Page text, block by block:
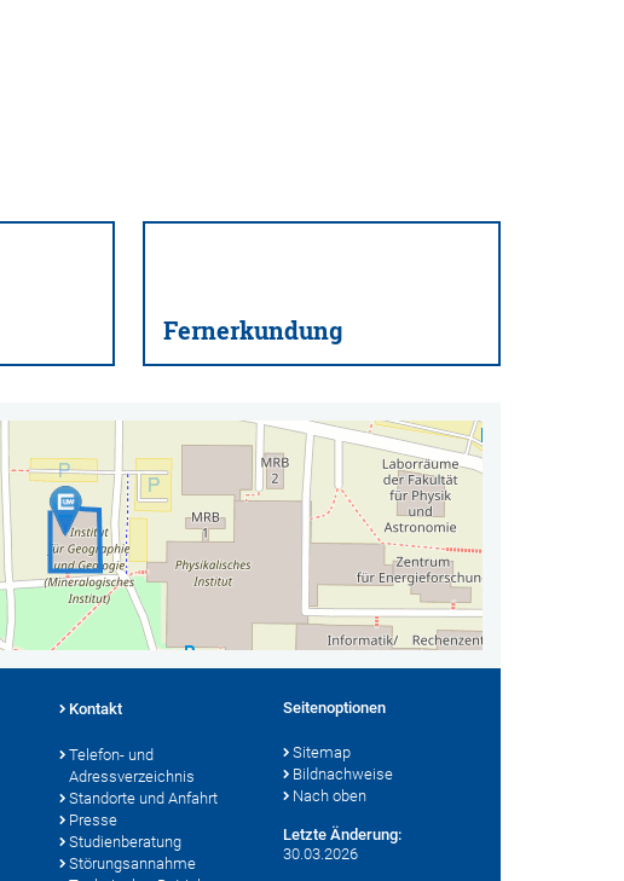
Fernerkundung
Kontakt
Telefon- und
Adressverzeichnis
Standorte und Anfahrt
Presse
Studienberatung
Störungsannahme
Seitenoptionen
Sitemap
Bildnachweise
Nach oben
Letzte Änderung:
30.03.2026